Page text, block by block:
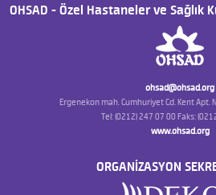
OHSAD - Özel Hastaneler ve Sağlık
ohsad@ohsad.org
Ergenekon mah. Cumhuriyet Cd. Kent Apt.
Tel: (0212) 247 07 00 Faks:
www.ohsad.org
ORGANİZASYON